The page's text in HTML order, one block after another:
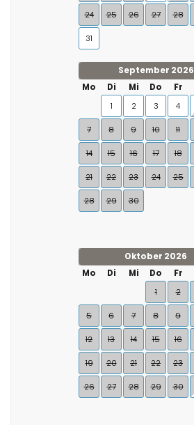
24 25 26 27 28
31
September 2026
Mo
Di Mi Do Fr
1
2 3 4
7 8 9 10 11
14 15 16 17 18
21 22 23 24 25
28 29 30
Oktober 2026
Mo
Di Mi Do Fr
1
2
5 6 7 8 9
12 13 14 15 16
19 20 21 22 23
26 27 28 29 30